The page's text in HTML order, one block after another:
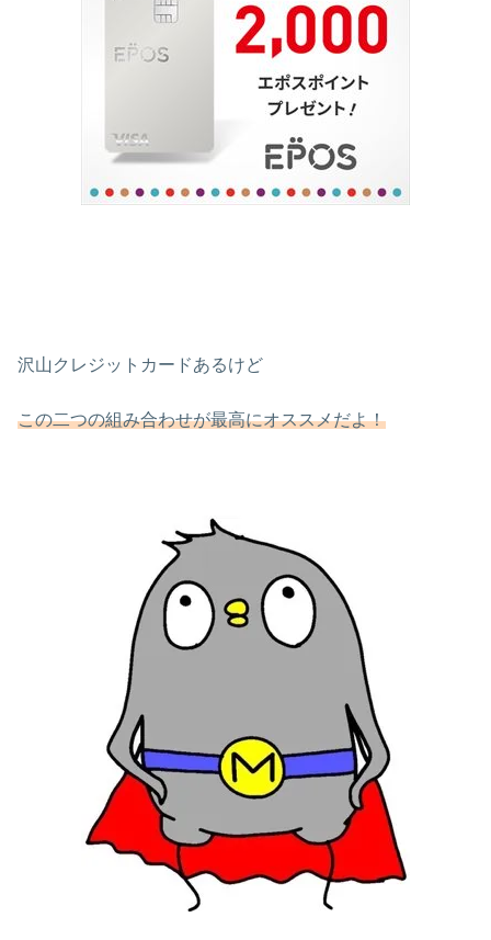
沢山クレジットカードあるけど
この二つの組み合わせが最高にオススメだよ！